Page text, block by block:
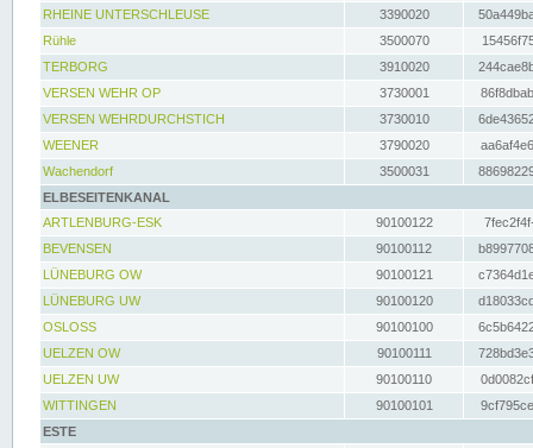
RHEINE UNTERSCHLEUSE
3390020
Rühle
3500070
TERBORG
3910020
VERSEN WEHR OP
3730001
VERSEN WEHRDURCHSTICH
3730010
WEENER
3790020
Wachendorf
3500031
ELBESEITENKANAL
ARTLENBURG-ESK
90100122
BEVENSEN
90100112
LÜNEBURG OW
90100121
LÜNEBURG UW
90100120
OSLOSS
90100100
UELZEN OW
90100111
UELZEN UW
90100110
WITTINGEN
90100101
ESTE